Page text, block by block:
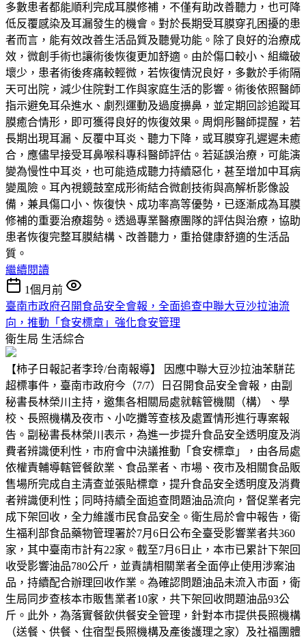
多數患者都能順利完成耳膜修補，不僅有助改善聽力，也可降
低反覆感染及耳漏發生的機會。對於長期受耳膜穿孔困擾的患
者而言，能有效改善生活品質及聽覺功能。除了良好的治療成
效，微創手術也讓術後恢復更加舒適。由於傷口較小、組織破
壞少，患者術後疼痛較輕微，若恢復情況良好，多數於手術隔
天可出院，減少住院對工作與家庭生活的影響。術後依照醫師
指示避免耳朵進水、劇烈運動及過度擤鼻，並定期回診追蹤耳
膜癒合情形，即可獲得良好的恢復效果。周炯彤醫師提醒，若
長期出現耳漏、反覆中耳炎、聽力下降，或耳膜穿孔遲遲未癒
合，應儘早接受耳鼻喉科專科醫師評估。若延誤治療，可能演
變為慢性中耳炎，也可能造成聽力持續惡化，甚至增加中耳病
變風險。耳內視鏡鼓室成形術結合微創技術與高解析影像設
備，兼具傷口小、恢復快、成功率高等優勢，已逐漸成為耳膜
修補的重要治療趨勢。透過專業醫療團隊的評估與治療，協助
患者恢復完整耳膜結構、改善聽力，重拾健康舒適的生活品
質。
繼續閱讀
1個月前
臺南市政府召開食品安全會報，全面追查中聯大豆沙拉油流
向，推動「食安標章」強化食安管理
衛生局 生活綜合
【柿子日報記者李玲/台南報導】 因應中聯大豆沙拉油苯駢芘
超標事件，臺南市政府今（7/7）日召開食品安全會報，由副
秘書長林榮川主持，邀集各相關局處就轄管機關（構）、學
校、長照機構及夜市、小吃攤等查核及處置情形進行專案報
告。副秘書長林榮川表示，為進一步提升食品安全透明度及消
費者辨識便利性，市府會中決議推動「食安標章」，由各局處
依權責輔導轄管餐飲業、食品業者、市場、夜市及相關食品販
售場所完成自主清查並張貼標章，提升食品安全透明度及消費
者辨識便利性；同時持續全面追查問題油品流向，督促業者完
成下架回收，全力維護市民食品安全。衛生局於會中報告，衛
生福利部食品藥物管理署於7月6日公布全臺受影響業者共360
家，其中臺南市計有22家。截至7月6日止，本市已累計下架回
收受影響油品780公斤，並責請相關業者全面停止使用涉案油
品，持續配合辦理回收作業。為確認問題油品未流入市面，衛
生局同步查核本市販售業者10家，共下架回收問題油品93公
斤。此外，為落實餐飲供餐安全管理，針對本市提供長照機構
（送餐、供餐、住宿型長照機構及產後護理之家）及社福團體